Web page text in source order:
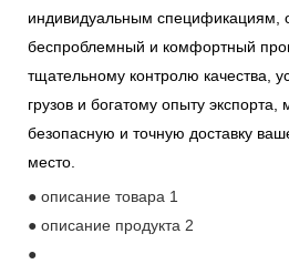
индивидуальным спецификациям,
беспроблемный и комфортный
тщательному контролю качества,
грузов и богатому опыту
безопасную и точную доставку
место.
● описание товара 1
● описание продукта 2
●